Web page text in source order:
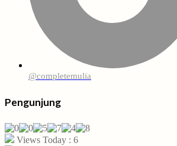
@completemulia
Pengunjung
Views Today : 6